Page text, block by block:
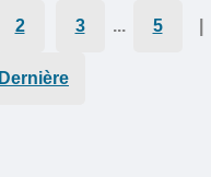
2 3 ... 5
Dernière